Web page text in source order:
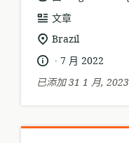
資
源
式:
文章
相
關
置:
Brazil
語
言:
.
發
布
日
期:
7 月 2022
已添加 31 1 月, 2023